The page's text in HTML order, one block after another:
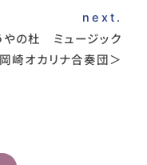
next.
やの杜 ミュージック
崎オカリナ合奏団＞